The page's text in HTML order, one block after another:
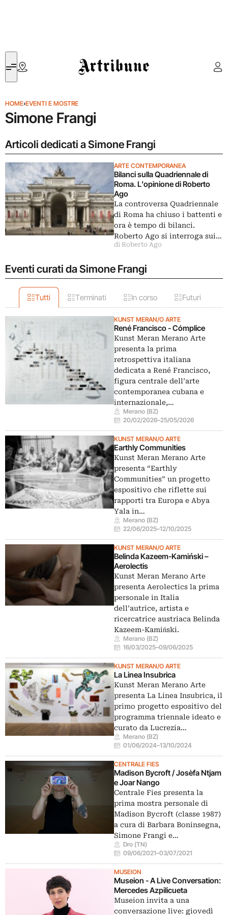
Artribune
HOME›EVENTI E MOSTRE
Simone Frangi
Articoli dedicati a Simone Frangi
ARTE CONTEMPORANEA
Bilanci sulla Quadriennale di
Roma. L’opinione di Roberto
Ago
La controversa Quadriennale
di Roma ha chiuso i battenti e
ora è tempo di bilanci.
Roberto Ago si interroga sui…
di Roberto Ago
Eventi curati da Simone Frangi
Tutti Terminati In corso Futuri
KUNST MERAN/O ARTE
René Francisco - Cómplice
Kunst Meran Merano Arte
presenta la prima
retrospettiva italiana
dedicata a René Francisco,
figura centrale dell’arte
contemporanea cubana e
internazionale,…
Merano (BZ)
20/02/2026–25/05/2026
KUNST MERAN/O ARTE
Earthly Communities
Kunst Meran Merano Arte
presenta “Earthly
Communities” un progetto
espositivo che riflette sui
rapporti tra Europa e Abya
Yala in…
Merano (BZ)
22/06/2025–12/10/2025
KUNST MERAN/O ARTE
Belinda Kazeem-Kamiński –
Aerolectis
Kunst Meran Merano Arte
presenta Aerolectics la prima
personale in Italia
dell’autrice, artista e
ricercatrice austriaca Belinda
Kazeem-Kamiński.
Merano (BZ)
16/03/2025–09/06/2025
KUNST MERAN/O ARTE
La Linea Insubrica
Kunst Meran Merano Arte
presenta La Linea Insubrica, il
primo progetto espositivo del
programma triennale ideato e
curato da Lucrezia…
Merano (BZ)
01/06/2024–13/10/2024
CENTRALE FIES
Madison Bycroft / Josèfa Ntjam
e Joar Nango
Centrale Fies presenta la
prima mostra personale di
Madison Bycroft (classe 1987)
a cura di Barbara Boninsegna,
Simone Frangi e…
Dro (TN)
09/06/2021–03/07/2021
MUSEION
Museion - A Live Conversation:
Mercedes Azpilicueta
Museion invita a una
conversazione live: giovedì